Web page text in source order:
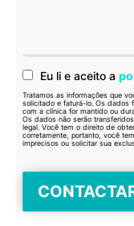
Eu li e aceito a
Tratamos as informações que
solicitado e faturá-lo. Os dados
com a clínica for mantido ou
Os dados não serão
legal. Você tem o direito de
corretamente, portanto, você
imprecisos ou solicitar sua